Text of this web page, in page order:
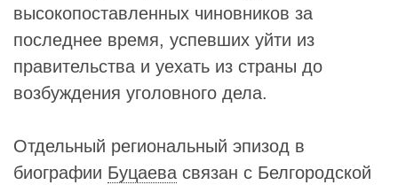
высокопоставленных чиновников за
последнее время, успевших уйти из
правительства и уехать из страны до
возбуждения уголовного дела.
Отдельный региональный эпизод в
биографии Буцаева связан с Белгородской